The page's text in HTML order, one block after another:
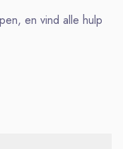
en vind alle hulp